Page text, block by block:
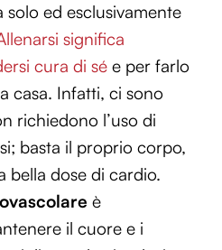
ed esclusivamente
significa
cura di sé e per farlo
casa. Infatti, ci sono
richiedono l’uso di
basta il proprio corpo,
bella dose di cardio.
è
il cuore e i